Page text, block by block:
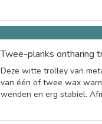
Twee-planks ontharing
Deze witte trolley van
van één of twee wax
wenden en erg stabiel.